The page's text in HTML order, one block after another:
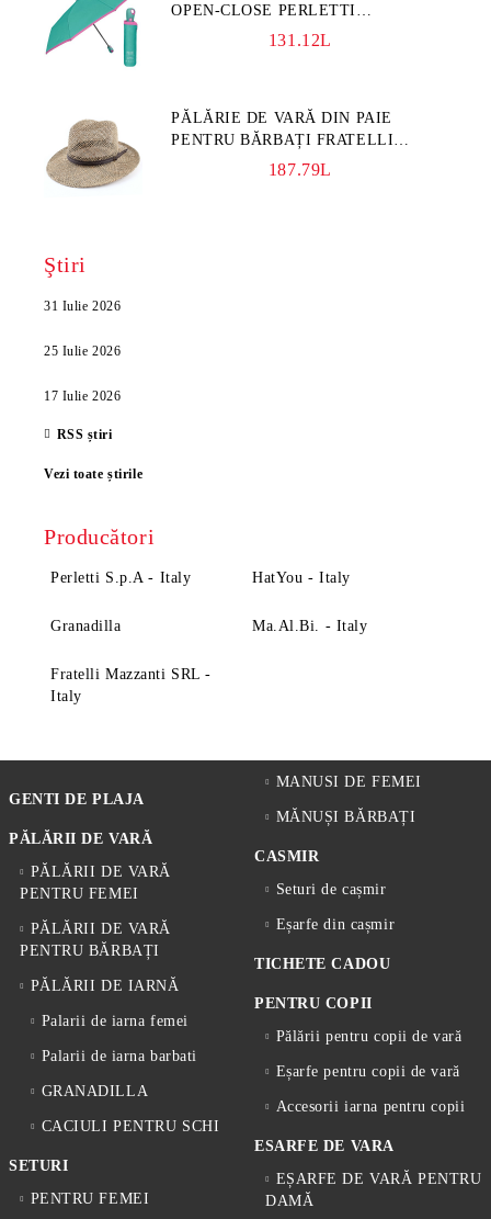
OPEN-CLOSE PERLETTI
TECHNOLOGY 21808, TURCOAZ
131.12L
PĂLĂRIE DE VARĂ DIN PAIE
PENTRU BĂRBAȚI FRATELLI
MAZZANTI FM 7936, NATURAL
187.79L
Ştiri
31 Iulie 2026
25 Iulie 2026
17 Iulie 2026
RSS știri
Vezi toate știrile
Producători
Perletti S.p.A - Italy HatYou - Italy
Granadilla Ma.Al.Bi. - Italy
Fratelli Mazzanti SRL -
Italy
GENTI DE PLAJA
PĂLĂRII DE VARĂ
PĂLĂRII DE VARĂ
PENTRU FEMEI
PĂLĂRII DE VARĂ
PENTRU BĂRBAȚI
PĂLĂRII DE IARNĂ
Palarii de iarna femei
Palarii de iarna barbati
GRANADILLA
CACIULI PENTRU SCHI
SETURI
PENTRU FEMEI
MANUSI DE FEMEI
MĂNUȘI BĂRBAȚI
CASMIR
Seturi de cașmir
Eșarfe din cașmir
TICHETE CADOU
PENTRU COPII
Pălării pentru copii de vară
Eșarfe pentru copii de vară
Accesorii iarna pentru copii
ESARFE DE VARA
EȘARFE DE VARĂ PENTRU
DAMĂ